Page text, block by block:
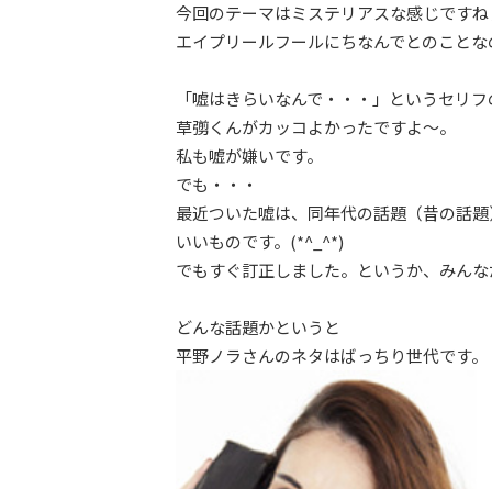
今回のテーマはミステリアスな感じです
エイプリールフールにちなんでとのこと
「嘘はきらいなんで・・・」というセリ
草彅くんがカッコよかったですよ～。
私も嘘が嫌いです。
でも・・・
最近ついた嘘は、同年代の話題（昔の話
いいものです。(*^_^*)
でもすぐ訂正しました。というか、みん
どんな話題かというと
平野ノラさんのネタはばっちり世代です。